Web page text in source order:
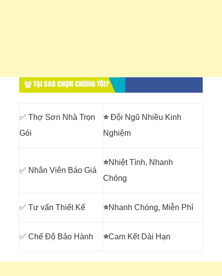
TẠI SAO CHỌN CHÚNG TÔI?
✅ Thợ Sơn Nhà Trọn
Gói
⭐Đội Ngũ Nhiều Kinh
Nghiệm
✅ Nhân Viên Báo Giá
⭐Nhiệt Tình, Nhanh
Chóng
✅ Tư vấn Thiết Kế ⭐Nhanh Chóng, Miễn Phí
✅ Chế Độ Bảo Hành ⭐Cam Kết Dài Hạn